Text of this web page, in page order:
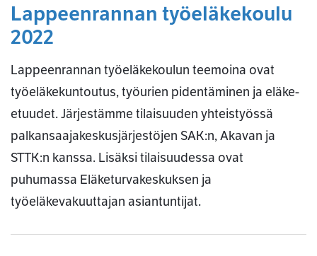
Lappeenrannan työeläkekoulu
2022
Lappeenrannan työeläkekoulun teemoina ovat
työeläkekuntoutus, työurien pidentäminen ja eläke-
etuudet. Järjestämme tilaisuuden yhteistyössä
palkansaajakeskusjärjestöjen SAK:n, Akavan ja
STTK:n kanssa. Lisäksi tilaisuudessa ovat
puhumassa Eläketurvakeskuksen ja
työeläkevakuuttajan asiantuntijat.